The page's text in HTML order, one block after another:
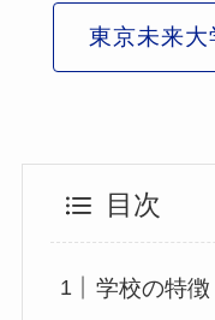
東京未来
目次
学校の特徴